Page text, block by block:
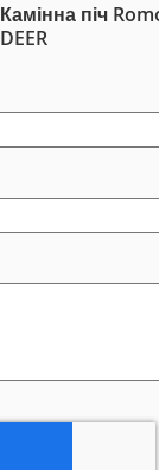
Камінна піч
DEER